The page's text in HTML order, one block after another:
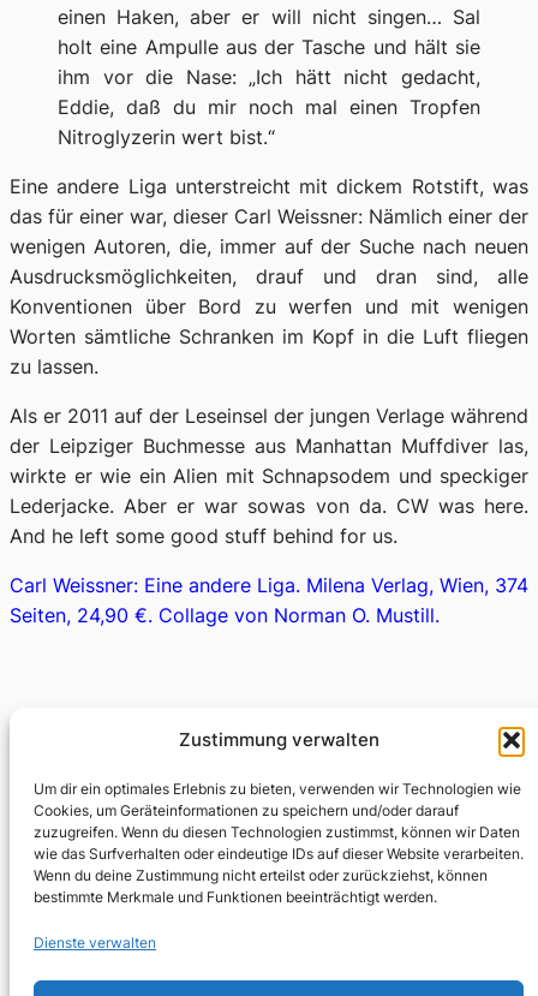
Zustimmung verwalten
Um dir ein optimales Erlebnis zu bieten, verwenden wir Technologien wie
Cookies, um Geräteinformationen zu speichern und/oder darauf
zuzugreifen. Wenn du diesen Technologien zustimmst, können wir Daten
wie das Surfverhalten oder eindeutige IDs auf dieser Website verarbeiten.
Wenn du deine Zustimmung nicht erteilst oder zurückziehst, können
bestimmte Merkmale und Funktionen beeinträchtigt werden.
Dienste verwalten
einen Haken, aber er will nicht singen… Sal
holt eine Ampulle aus der Tasche und hält sie
ihm vor die Nase: „Ich hätt nicht gedacht,
Eddie, daß du mir noch mal einen Tropfen
Nitroglyzerin wert bist.“
Eine andere Liga unterstreicht mit dickem Rotstift, was
das für einer war, dieser Carl Weissner: Nämlich einer der
wenigen Autoren, die, immer auf der Suche nach neuen
Ausdrucksmöglichkeiten, drauf und dran sind, alle
Konventionen über Bord zu werfen und mit wenigen
Worten sämtliche Schranken im Kopf in die Luft fliegen
zu lassen.
Als er 2011 auf der Leseinsel der jungen Verlage während
der Leipziger Buchmesse aus Manhattan Muffdiver las,
wirkte er wie ein Alien mit Schnapsodem und speckiger
Lederjacke. Aber er war sowas von da. CW was here.
And he left some good stuff behind for us.
Carl Weissner: Eine andere Liga. Milena Verlag, Wien, 374
Seiten, 24,90 €. Collage von Norman O. Mustill.
Tags: Beat Literature